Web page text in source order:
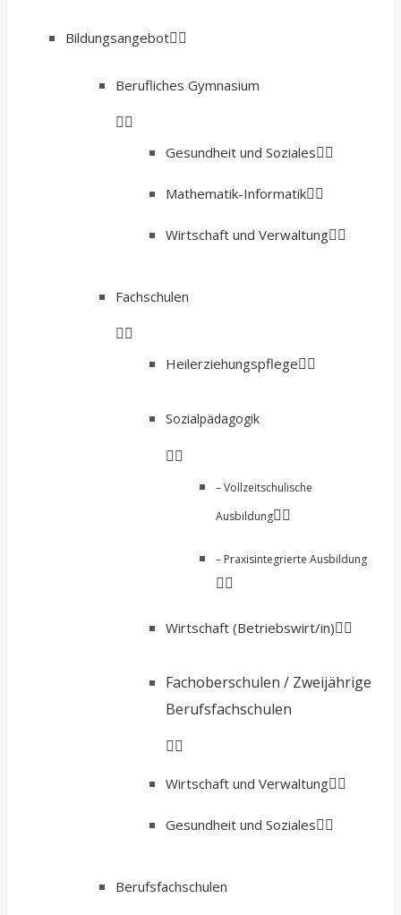
Bildungsangebot
Berufliches Gymnasium
Gesundheit und Soziales
Mathematik-Informatik
Wirtschaft und Verwaltung
Fachschulen
Heilerziehungspflege
Sozialpädagogik
– Vollzeitschulische
Ausbildung
– Praxisintegrierte Ausbildung
Wirtschaft (Betriebswirt/in)
Fachoberschulen / Zweijährige
Berufsfachschulen
Wirtschaft und Verwaltung
Gesundheit und Soziales
Berufsfachschulen